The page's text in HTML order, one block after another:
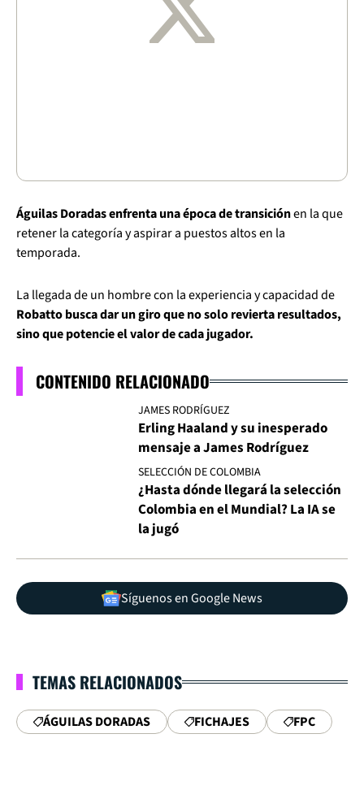
Águilas Doradas enfrenta una época de transiciónen la que
retener la categoría y aspirar a puestos altos en la
temporada.
La llegada de un hombre con la experiencia y capacidad de
Robatto busca dar un giro que no solo revierta resultados,
sino que potencie el valor de cada jugador.
CONTENIDO RELACIONADO
JAMES RODRÍGUEZ
Erling Haaland y su inesperado
mensaje a James Rodríguez
SELECCIÓN DE COLOMBIA
¿Hasta dónde llegará la selección
Colombia en el Mundial? La IA se
la jugó
Síguenos en Google News
TEMAS RELACIONADOS
ÁGUILAS DORADAS FICHAJES FPC